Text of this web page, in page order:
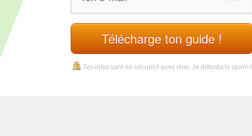
Télécharge ton guide !
Tes infos sont en sécurité avec moi. Je déteste le spam !